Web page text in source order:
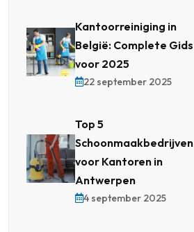
Kantoorreiniging in
België: Complete Gids
voor 2025
22 september 2025
Top 5
Schoonmaakbedrijven
voor Kantoren in
Antwerpen
4 september 2025